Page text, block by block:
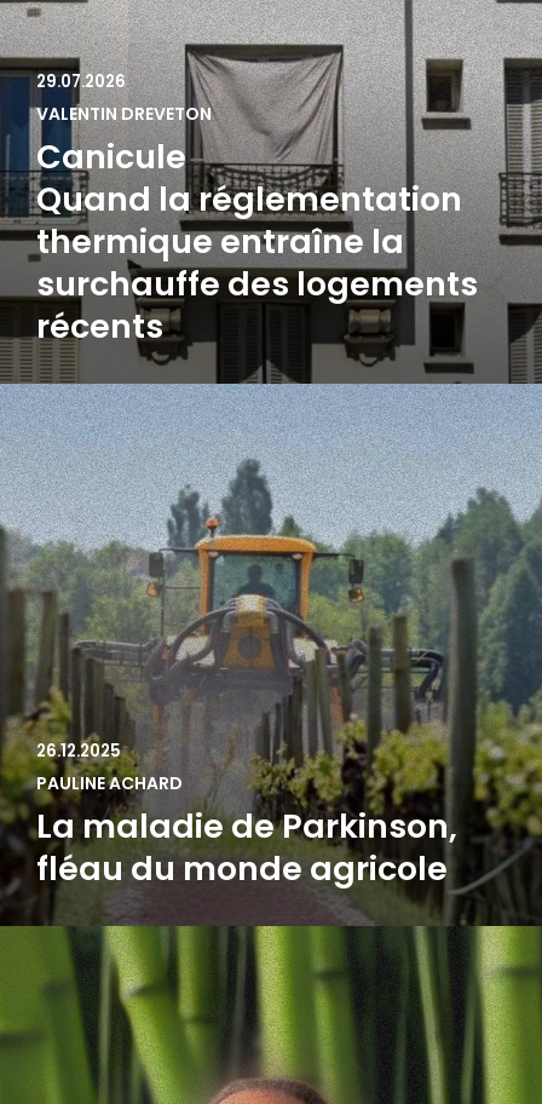
29.07.2026
VALENTIN DREVETON
Canicule
Quand la réglementation
thermique entraîne la
surchauffe des logements
récents
26.12.2025
PAULINE ACHARD
La maladie de Parkinson,
fléau du monde agricole